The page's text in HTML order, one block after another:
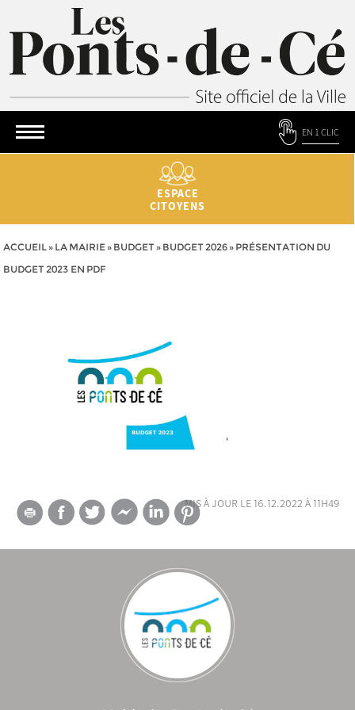
EN 1 CLIC
ESPACE
CITOYENS
ACCUEIL» LA MAIRIE» BUDGET» BUDGET 2026» PRÉSENTATION DU
BUDGET 2023 EN PDF
mis à jour le 16.12.2022 à 11h49